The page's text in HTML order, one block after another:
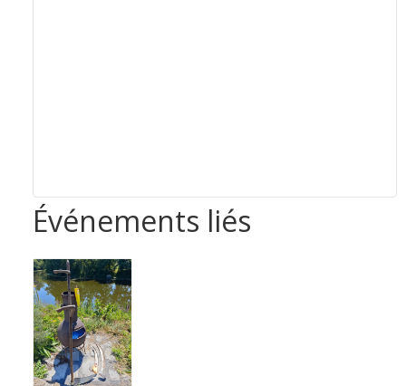
Événements liés